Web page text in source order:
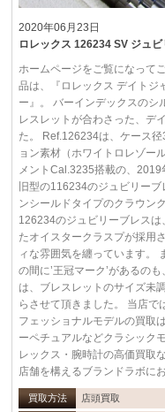
2020年06月23日
ロレックス 126234 SV ジュ
ホームページをご覧になって
品は、『ロレックス デイトジ
ー』。 バーインデックスのシルバーダイアル、5列リンクのジュビリーブ
レスレットが合わさった、デ
た。 Ref.126234は、ケース径36mm、スチールと18KWGのコンビネーシ
ョン素材（ホワイトロレゾー
メントCal.3235搭載の、2019
旧型の116234のジュビリー
ンシールドタイプのクラウン
126234のジュビリーブレス
たオイスタークラスプが採用
ィな雰囲気を纏っています。 また、文字盤6時位置のSWISS MADEの文字
の間に’王冠マーク’があるのも、新型
は、ブレスレットのサイズ未
らさせて頂きました。 当店ではデイトナやサブマリーナーなど花形のプロ
フェッショナルモデルの買取
ーペチュアルなどクラシック
レックス・腕時計の高価買取
店舗を構えるブランドラボに
買取方法 店頭買取